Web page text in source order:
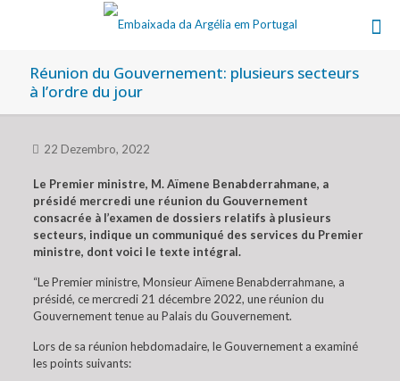
Réunion du Gouvernement: plusieurs secteurs
à l’ordre du jour
22 Dezembro, 2022
Le Premier ministre, M. Aïmene Benabderrahmane, a
présidé mercredi une réunion du Gouvernement
consacrée à l’examen de dossiers relatifs à plusieurs
secteurs, indique un communiqué des services du Premier
ministre, dont voici le texte intégral.
“Le Premier ministre, Monsieur Aïmene Benabderrahmane, a
présidé, ce mercredi 21 décembre 2022, une réunion du
Gouvernement tenue au Palais du Gouvernement.
Lors de sa réunion hebdomadaire, le Gouvernement a examiné
les points suivants: